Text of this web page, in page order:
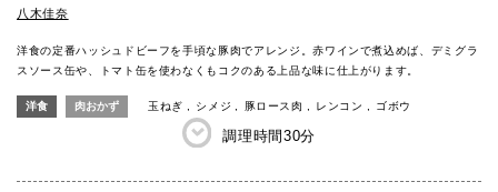
八木佳奈
洋食の定番ハッシュドビーフを手頃な豚肉でアレンジ。赤ワインで煮込めば、デミグラ
スソース缶や、トマト缶を使わなくもコクのある上品な味に仕上がります。
洋食 肉おかず 玉ねぎ シメジ 豚ロース肉 レンコン ゴボウ
調理時間30分